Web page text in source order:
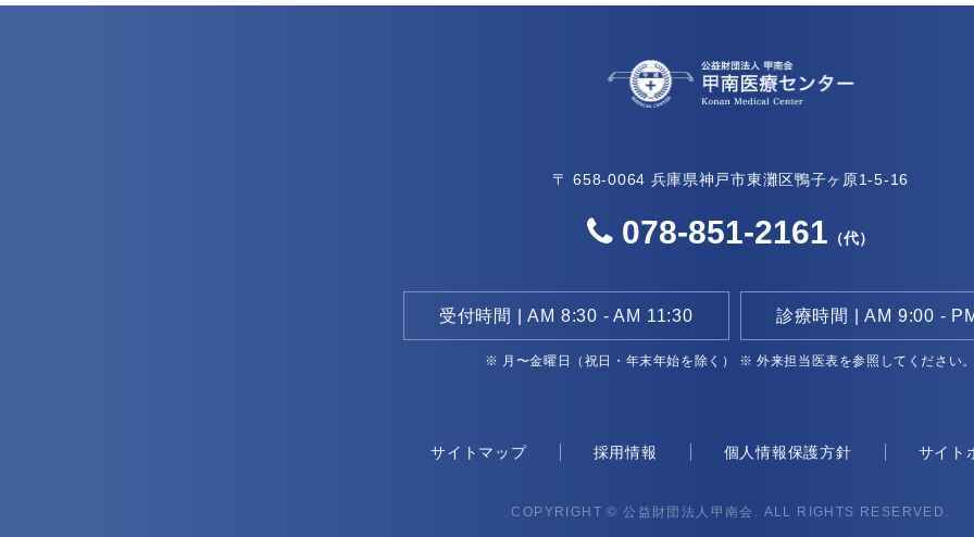
〒 658-0064 兵庫県神戸市東灘区鴨子ヶ原1-5-16
078-851-2161 （代）
受付時間 | AM 8:30 - AM 11:30 診療時間 | AM 9:00 -
※ 月〜金曜日（祝日・年末年始を除く） ※ 外来担当医表を参照してください
サイトマップ 採用情報 個人情報保護方針 サイト
COPYRIGHT© 公益財団法人甲南会. ALL RIGHTS RESERVED.